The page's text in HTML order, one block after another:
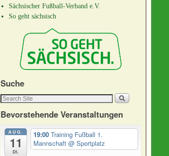
Sächsischer Fußball-Verband e.V.
So geht sächsisch
Suche
Bevorstehende Veranstaltungen
AUG.
11
Di.
19:00Training Fußball 1.
Mannschaft@ Sportplatz